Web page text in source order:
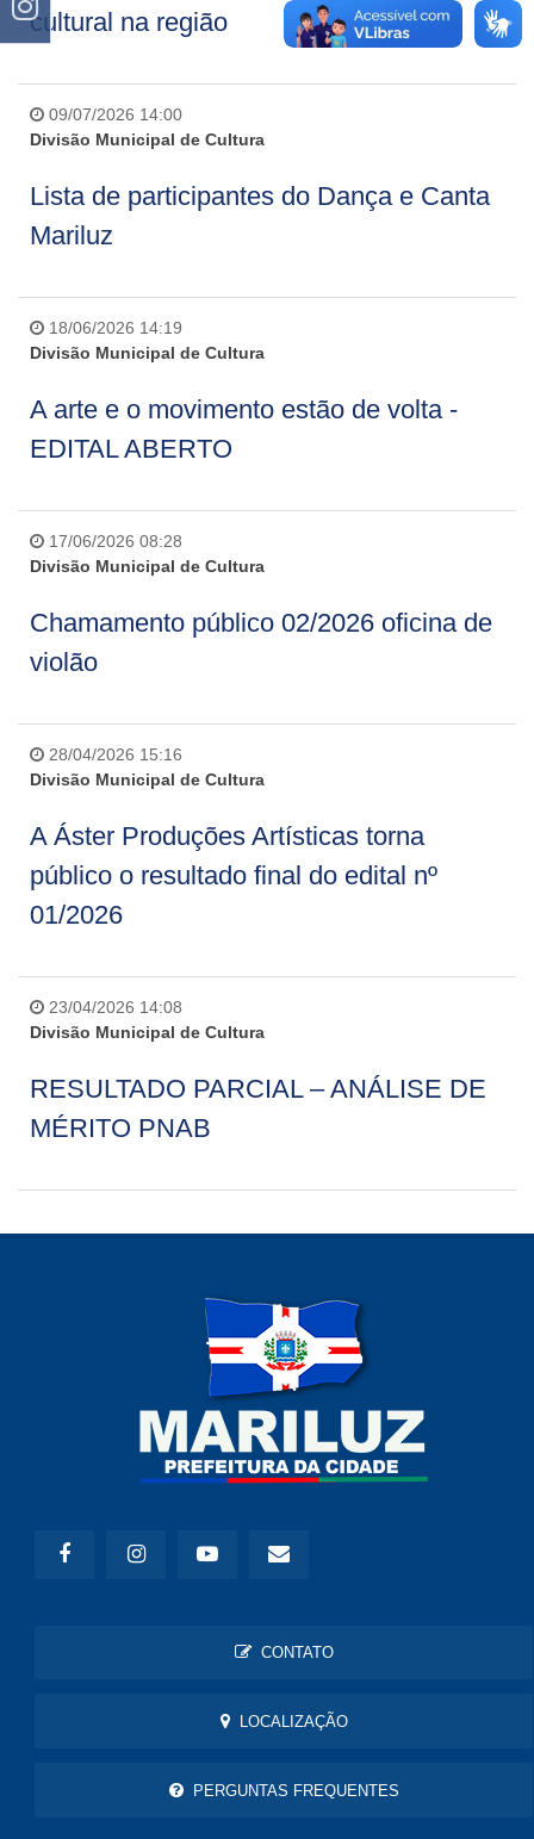
cultural na região
09/07/2026 14:00
Divisão Municipal de Cultura
Lista de participantes do Dança e Canta
Mariluz
18/06/2026 14:19
Divisão Municipal de Cultura
A arte e o movimento estão de volta -
EDITAL ABERTO
17/06/2026 08:28
Divisão Municipal de Cultura
Chamamento público 02/2026 oficina de
violão
28/04/2026 15:16
Divisão Municipal de Cultura
A Áster Produções Artísticas torna
público o resultado final do edital nº
01/2026
23/04/2026 14:08
Divisão Municipal de Cultura
RESULTADO PARCIAL – ANÁLISE DE
MÉRITO PNAB
CONTATO
LOCALIZAÇÃO
PERGUNTAS FREQUENTES